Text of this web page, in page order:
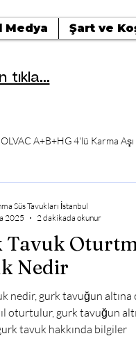
Medya Şart ve
tıkla...
OLVAC A+B+HG 4'lü Karma Aşı
Tavuk
Nedir
nedir, gurk tavuğun
oturtulur, gurk tavuğun
tavuk hakkında bilgiler
Süs Tavukları İstanbul
2025
2 dakikada okunur